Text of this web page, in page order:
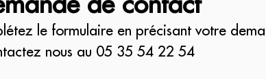
le formulaire en précisant votre
nous au 05 35 54 22 54